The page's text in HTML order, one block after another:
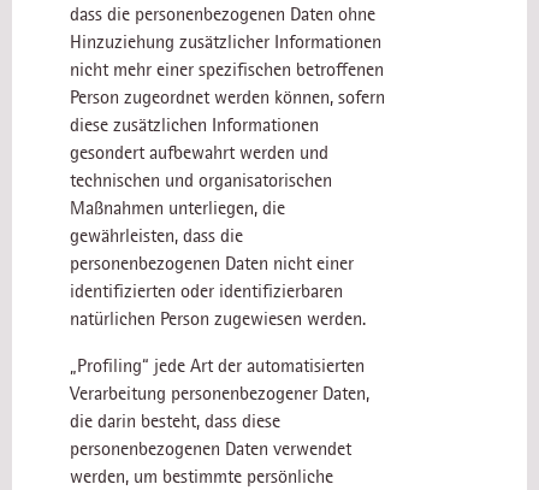
dass die personenbezogenen Daten ohne
Hinzuziehung zusätzlicher Informationen
nicht mehr einer spezifischen betroffenen
Person zugeordnet werden können, sofern
diese zusätzlichen Informationen
gesondert aufbewahrt werden und
technischen und organisatorischen
Maßnahmen unterliegen, die
gewährleisten, dass die
personenbezogenen Daten nicht einer
identifizierten oder identifizierbaren
natürlichen Person zugewiesen werden.
„Profiling“ jede Art der automatisierten
Verarbeitung personenbezogener Daten,
die darin besteht, dass diese
personenbezogenen Daten verwendet
werden, um bestimmte persönliche